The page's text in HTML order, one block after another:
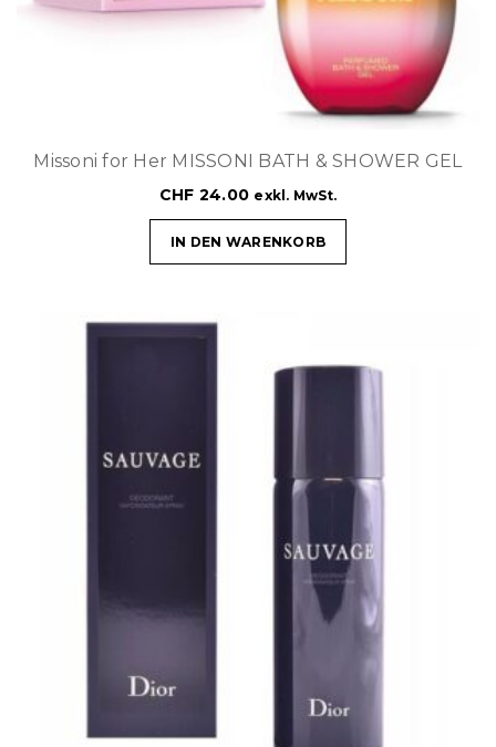
Missoni for Her MISSONI BATH & SHOWER GEL
CHF 24.00 exkl. MwSt.
IN DEN WARENKORB